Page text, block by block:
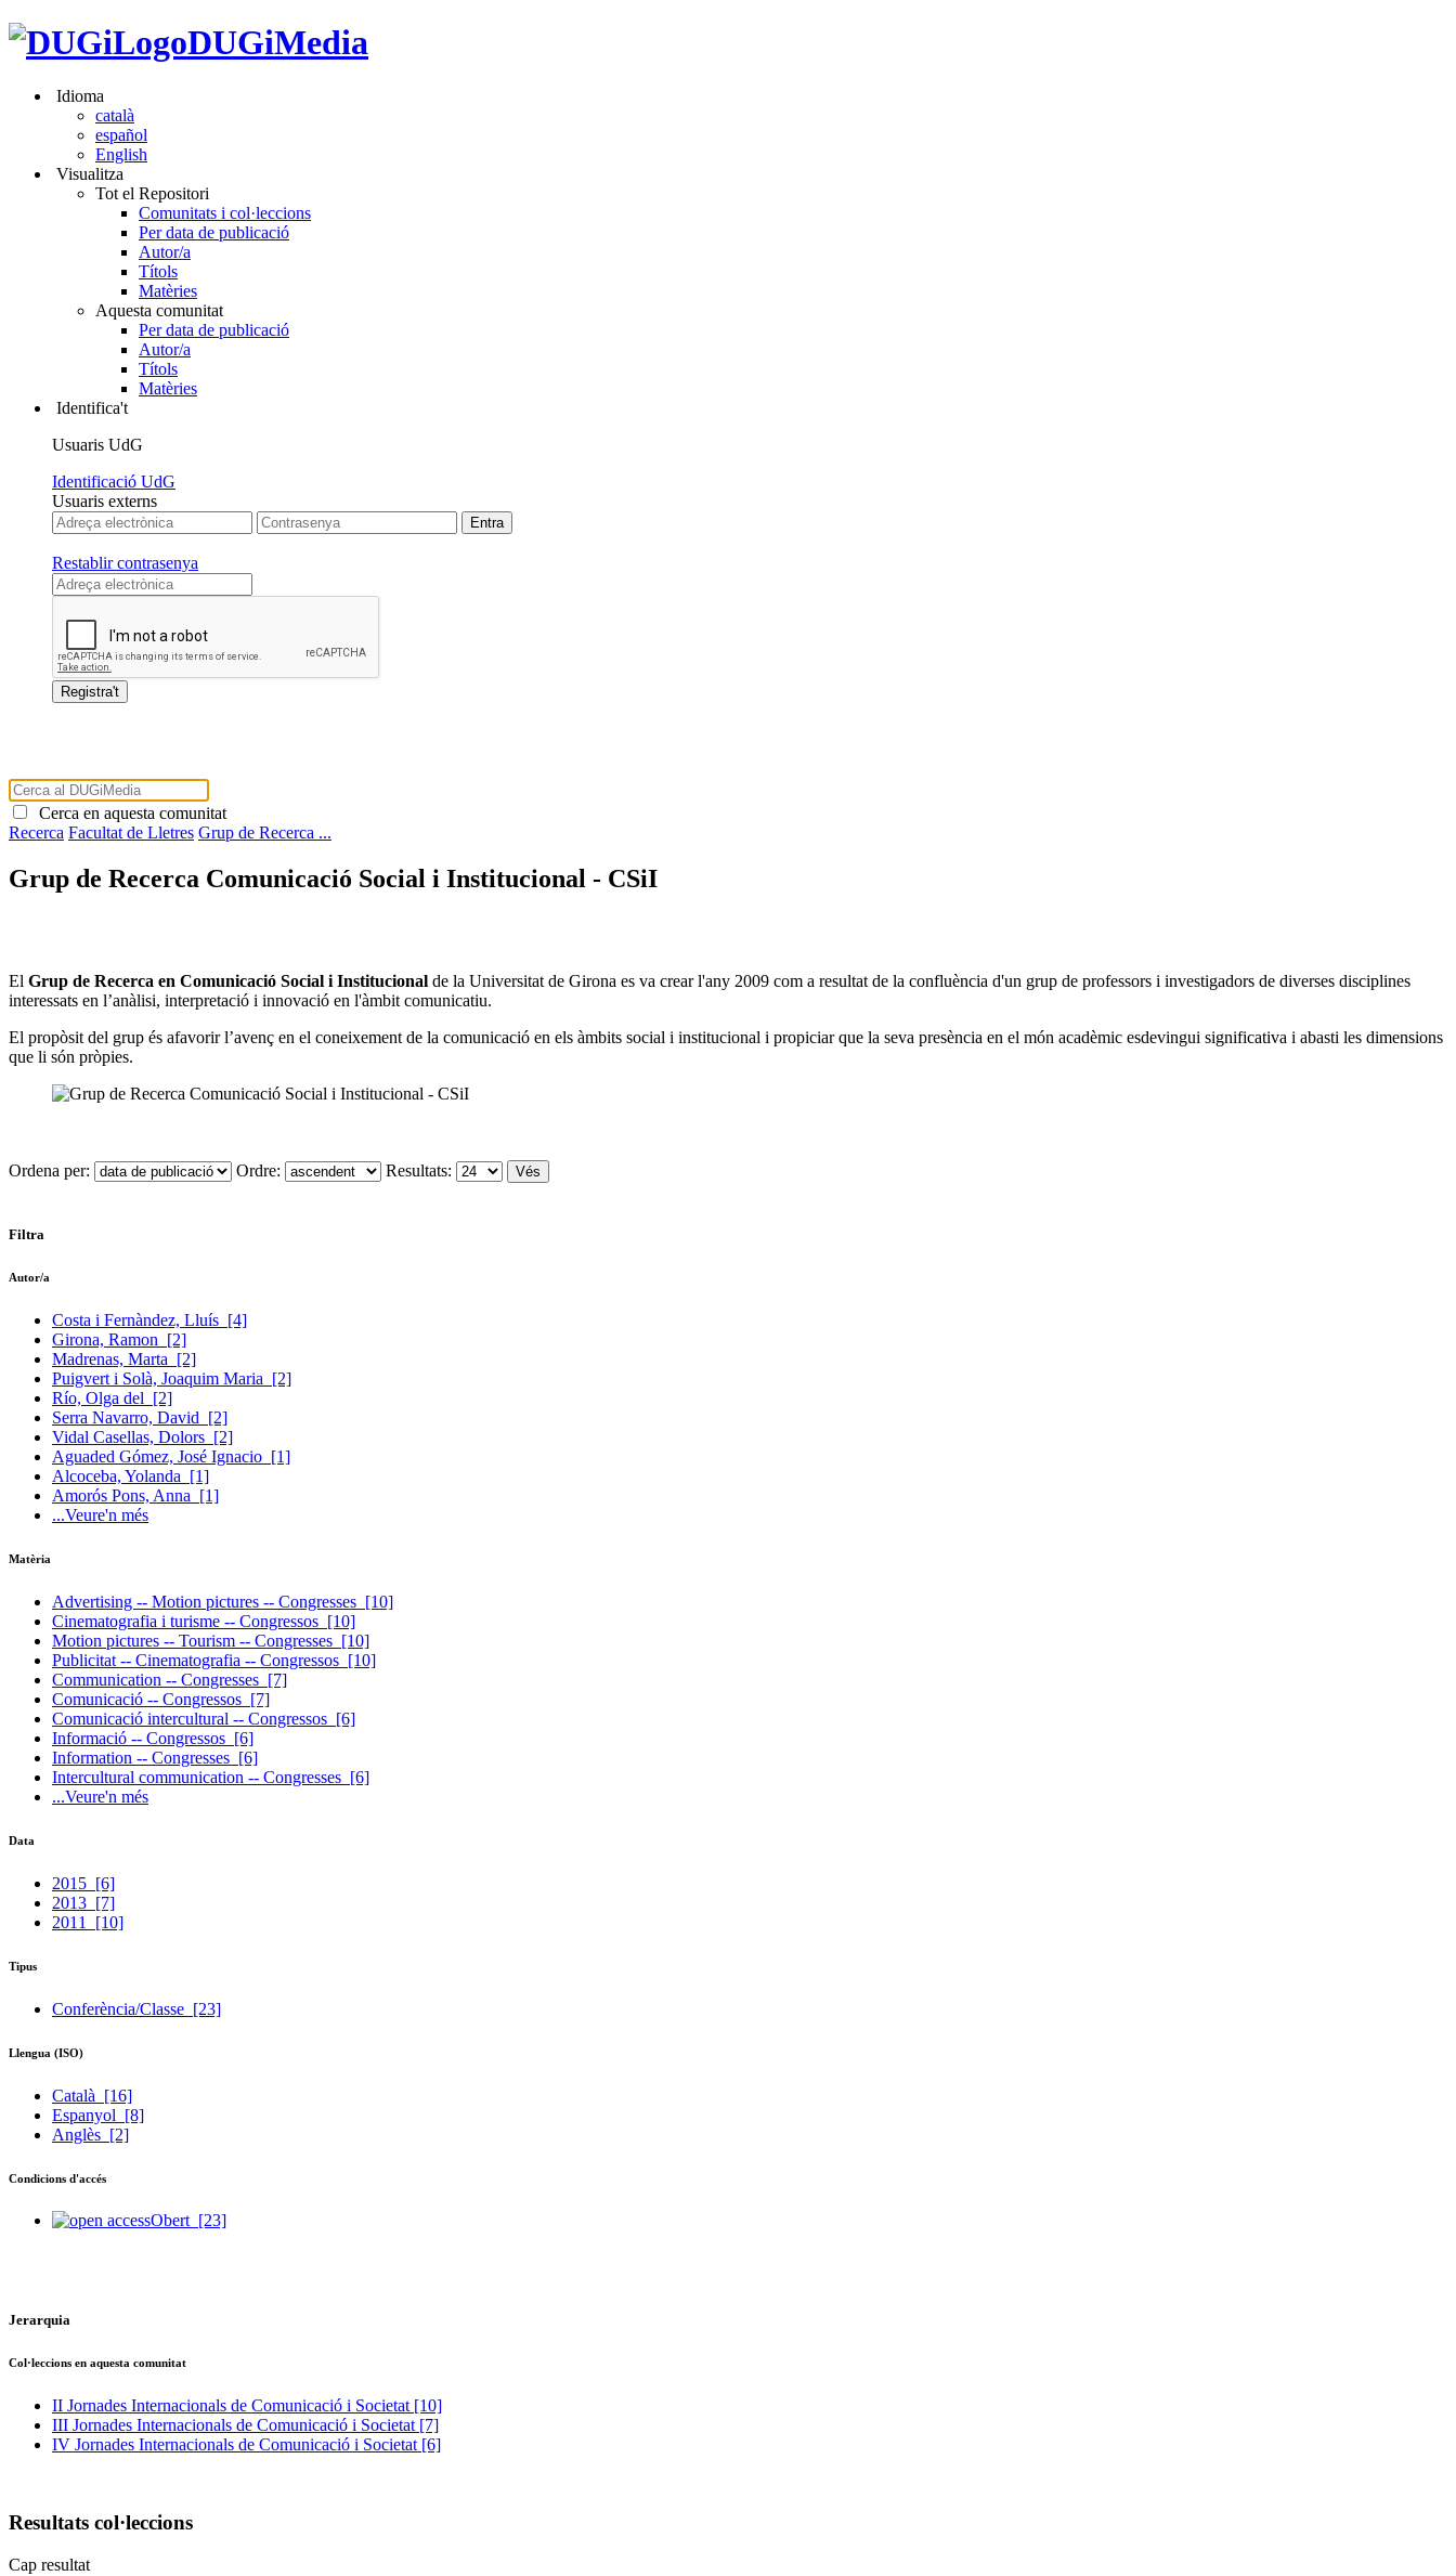
DUGiMedia
Idioma
català
español
English
Visualitza
Tot el Repositori
Comunitats i col·leccions
Per data de publicació
Autor/a
Títols
Matèries
Aquesta comunitat
Per data de publicació
Autor/a
Títols
Matèries
Identifica't
Usuaris UdG
Identificació UdG
Usuaris externs
Restablir contrasenya
Cerca en aquesta comunitat
Recerca Facultat de Lletres Grup de Recerca ...
Grup de Recerca Comunicació Social i Institucional - CSiI
El Grup de Recerca en Comunicació Social i Institucional de la Universitat de Girona es va crear l'any 2009 com a resultat de la confluència d'un grup de professors i investigadors de diverses disciplines
interessats en l’anàlisi, interpretació i innovació en l'àmbit comunicatiu.
El propòsit del grup és afavorir l’avenç en el coneixement de la comunicació en els àmbits social i institucional i propiciar que la seva presència en el món acadèmic esdevingui significativa i abasti les dimensions
que li són pròpies.
Ordena per: Ordre: Resultats:
Filtra
Autor/a
Costa i Fernàndez, Lluís [4]
Girona, Ramon [2]
Madrenas, Marta [2]
Puigvert i Solà, Joaquim Maria [2]
Río, Olga del [2]
Serra Navarro, David [2]
Vidal Casellas, Dolors [2]
Aguaded Gómez, José Ignacio [1]
Alcoceba, Yolanda [1]
Amorós Pons, Anna [1]
...Veure'n més
Matèria
Advertising -- Motion pictures -- Congresses [10]
Cinematografia i turisme -- Congressos [10]
Motion pictures -- Tourism -- Congresses [10]
Publicitat -- Cinematografia -- Congressos [10]
Communication -- Congresses [7]
Comunicació -- Congressos [7]
Comunicació intercultural -- Congressos [6]
Informació -- Congressos [6]
Information -- Congresses [6]
Intercultural communication -- Congresses [6]
...Veure'n més
Data
2015 [6]
2013 [7]
2011 [10]
Tipus
Conferència/Classe [23]
Llengua (ISO)
Català [16]
Espanyol [8]
Anglès [2]
Condicions d'accés
Obert [23]
Jerarquia
Col·leccions en aquesta comunitat
II Jornades Internacionals de Comunicació i Societat [10]
III Jornades Internacionals de Comunicació i Societat [7]
IV Jornades Internacionals de Comunicació i Societat [6]
Resultats col·leccions
Cap resultat